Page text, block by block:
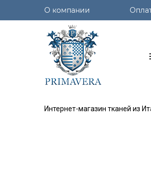
О компании
Интернет-магазин тканей из